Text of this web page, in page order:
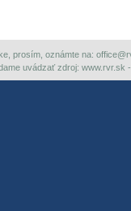
prosím, oznámte na:
uvádzať zdroj: www.rvr.sk